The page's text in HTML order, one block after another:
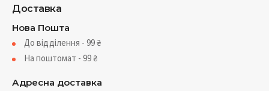
Доставка
Нова Пошта
До відділення - 99₴
На поштомат - 99₴
Адресна доставка